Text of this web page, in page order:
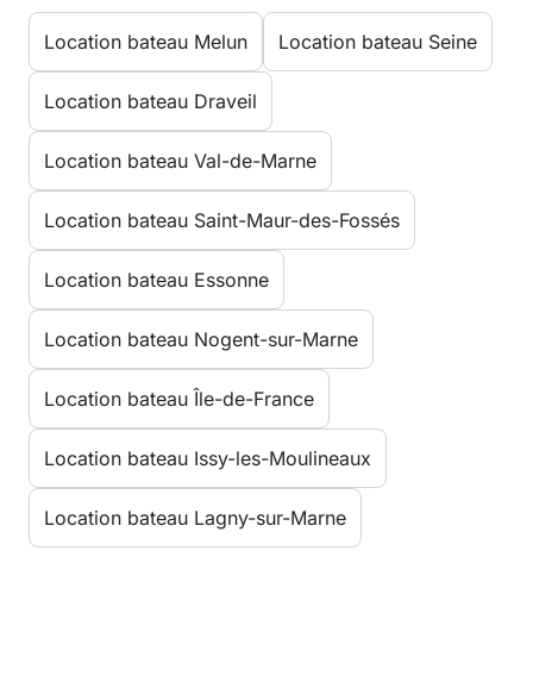
Location bateau Melun Location bateau Seine
Location bateau Draveil
Location bateau Val-de-Marne
Location bateau Saint-Maur-des-Fossés
Location bateau Essonne
Location bateau Nogent-sur-Marne
Location bateau Île-de-France
Location bateau Issy-les-Moulineaux
Location bateau Lagny-sur-Marne